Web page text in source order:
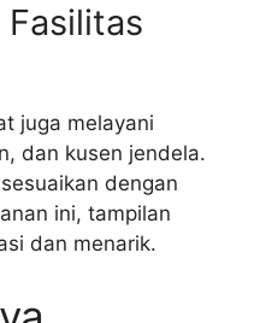
juga melayani
dan kusen jendela.
dengan
ini, tampilan
dan menarik.